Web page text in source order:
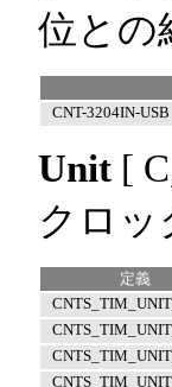
位との
CNT-3204IN-USB
Unit [
クロッ
定義